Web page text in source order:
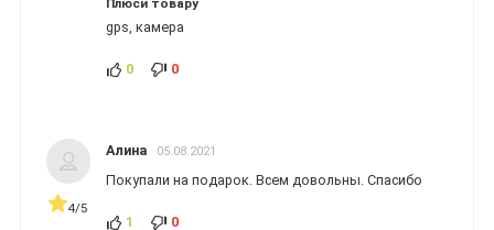
Плюси товару
gps, камера
0 0
4/5
Алина 05.08.2021
Покупали на подарок. Всем довольны. Спасибо
1 0